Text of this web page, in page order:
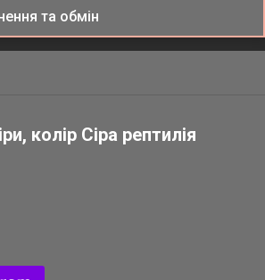
та обмін
колір Сіра рептилія